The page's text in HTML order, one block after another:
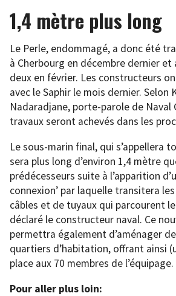
1,4 mètre plus long
Le Perle, endommagé, a donc été
à Cherbourg en décembre dernier et
deux en février. Les constructeurs
avec le Saphir le mois dernier. Selon
Nadaradjane, porte-parole de Naval
travaux seront achevés dans les
Le sous-marin final, qui s’appellera
sera plus long d’environ 1,4 mètre
prédécesseurs suite à l’apparition
connexion’ par laquelle transitera
câbles et de tuyaux qui parcourent
déclaré le constructeur naval. Ce
permettra également d’aménager
quartiers d’habitation, offrant ainsi
place aux 70 membres de l’équipage.
Pour aller plus loin: